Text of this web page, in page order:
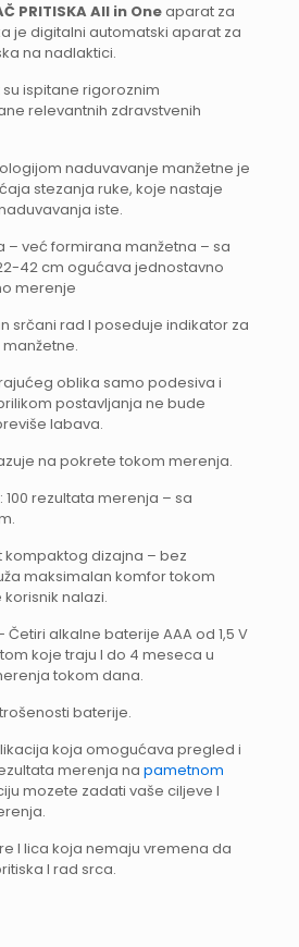
PRITISKA All in Oneaparat za
je digitalni automatski aparat za
na nadlaktici.
ispitane rigoroznim
relevantnih zdravstvenih
naduvavanje manžetne je
stezanja ruke, koje nastaje
iste.
– već formirana manžetna – sa
42 cm ogućava jednostavno
merenje
srčani rad I poseduje indikator za
oblika samo podesiva i
postavljanja ne bude
labava.
na pokrete tokom merenja.
rezultata merenja – sa
kompaktog dizajna – bez
maksimalan komfor tokom
nalazi.
alkalne baterije AAA od 1,5 V
koje traju I do 4 meseca u
tokom dana.
baterije.
koja omogućava pregled i
merenja na pametnom
mozete zadati vaše ciljeve I
I lica koja nemaju vremena da
I rad srca.